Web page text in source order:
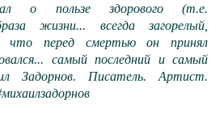
о пользе здорового (т.е.
жизни... всегда загорелый,
что перед смертью он принял
самый последний и самый
Задорнов. Писатель. Артист.